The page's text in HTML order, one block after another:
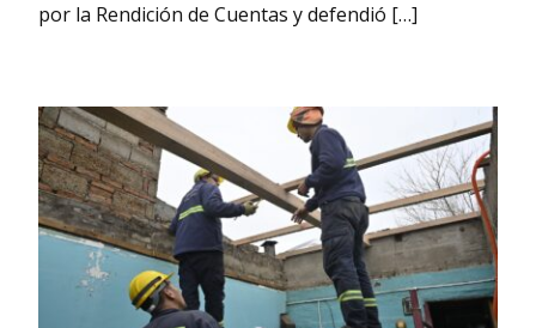
por la Rendición de Cuentas y defendió […]